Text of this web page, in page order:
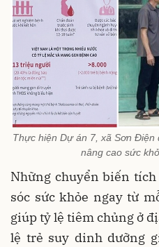
Thực hiện Dự án 7, xã Sơn Điện
nâng cao sức
Những chuyển biến
sóc sức khỏe ngay từ
giúp tỷ lệ tiêm chủng ở
lệ trẻ suy dinh dưỡng